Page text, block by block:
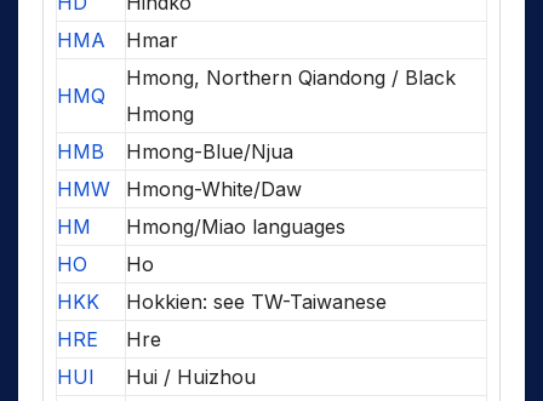
HMA
Hmar
HMQ
Hmong, Northern Qiandong / Black
Hmong
HMB
Hmong-Blue/Njua
HMW
Hmong-White/Daw
HM
Hmong/Miao languages
HO
Ho
HKK
Hokkien: see TW-Taiwanese
HRE
Hre
HUI
Hui / Huizhou